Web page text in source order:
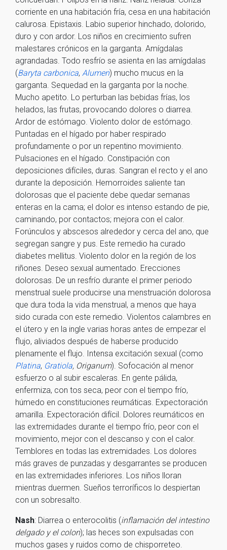
corriente en una habitación fría, cesa en una habitación
calurosa. Epistaxis. Labio superior hinchado, dolorido,
duro y con ardor. Los niños en crecimiento sufren
malestares crónicos en la garganta. Amígdalas
agrandadas. Todo resfrío se asienta en las amígdalas
(Baryta carbonica, Alumen) mucho mucus en la
garganta. Sequedad en la garganta por la noche.
Mucho apetito. Lo perturban las bebidas frías, los
helados, las frutas, provocando dolores o diarrea.
Ardor de estómago. Violento dolor de estómago.
Puntadas en el hígado por haber respirado
profundamente o por un repentino movimiento.
Pulsaciones en el hígado. Constipación con
deposiciones difíciles, duras. Sangran el recto y el ano
durante la deposición. Hemorroides saliente tan
dolorosas que el paciente debe quedar semanas
enteras en la cama; el dolor es intenso estando de pie,
caminando, por contactos; mejora con el calor.
Forúnculos y abscesos alrededor y cerca del ano, que
segregan sangre y pus. Este remedio ha curado
diabetes mellitus. Violento dolor en la región de los
riñones. Deseo sexual aumentado. Erecciones
dolorosas. De un resfrío durante el primer periodo
menstrual suele producirse una menstruación dolorosa
que dura toda la vida menstrual, a menos que haya
sido curada con este remedio. Violentos calambres en
el útero y en la ingle varias horas antes de empezar el
flujo, aliviados después de haberse producido
plenamente el flujo. Intensa excitación sexual (como
Platina, Gratiola, Origanum). Sofocación al menor
esfuerzo o al subir escaleras. En gente pálida,
enfermiza, con tos seca, peor con el tiempo frío,
húmedo en constituciones reumáticas. Expectoración
amarilla. Expectoración difícil. Dolores reumáticos en
las extremidades durante el tiempo frío, peor con el
movimiento, mejor con el descanso y con el calor.
Temblores en todas las extremidades. Los dolores
más graves de punzadas y desgarrantes se producen
en las extremidades inferiores. Los niños lloran
mientras duermen. Sueños terroríficos lo despiertan
con un sobresalto.
Nash: Diarrea o enterocolitis (inflamación del intestino
delgado y el colon); las heces son expulsadas con
muchos gases y ruidos como de chisporreteo.